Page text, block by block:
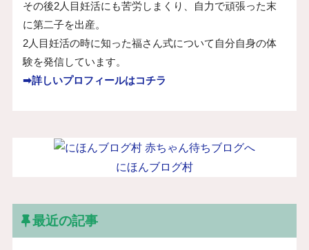
その後2人目妊活にも苦労しまくり、自力で頑張った末
に第二子を出産。
2人目妊活の時に知った福さん式について自分自身の体
験を発信しています。
➡詳しいプロフィールはコチラ
にほんブログ村
最近の記事